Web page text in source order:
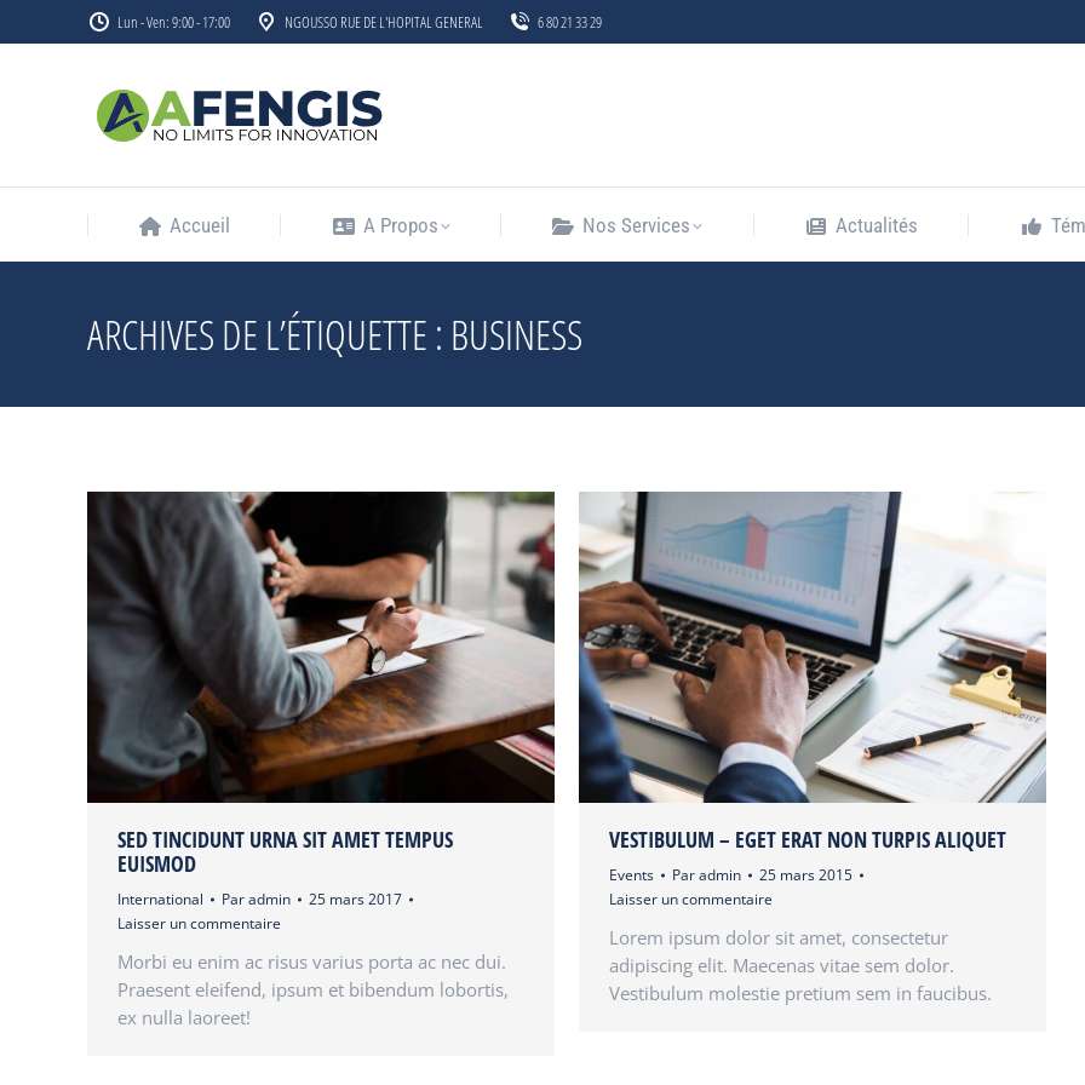
Lun - Ven: 9:00 - 17:00 NGOUSSO RUE DE L'HOPITAL GENERAL 6 80 21 33 29
Accueil A Propos Nos Services Actualités
ARCHIVES DE L’ÉTIQUETTE : BUSINESS
SED TINCIDUNT URNA SIT AMET TEMPUS
EUISMOD
International Paradmin
25 mars 2017
Laisser un commentaire
Morbi eu enim ac risus varius porta ac nec dui.
Praesent eleifend, ipsum et bibendum lobortis,
ex nulla laoreet!
VESTIBULUM – EGET ERAT NON TURPIS ALIQUET
Events Paradmin
25 mars 2015
Laisser un commentaire
Lorem ipsum dolor sit amet, consectetur
adipiscing elit. Maecenas vitae sem dolor.
Vestibulum molestie pretium sem in faucibus.
Accueil A Propos Nos Services Actualités